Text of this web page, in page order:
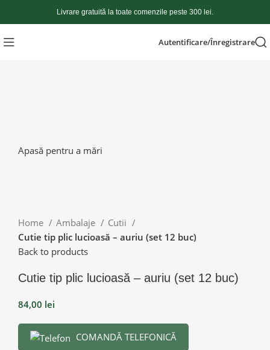
Livrare gratuită la toate comenzile peste 300 lei.
Autentificare/Înregistrare
Apasă pentru a mări
Home Ambalaje
Cutii
Cutie tip plic lucioasă – auriu (set 12 buc)
Back to products
Cutie tip plic lucioasă – auriu (set 12 buc)
84,00 lei
COMANDĂ TELEFONICĂ